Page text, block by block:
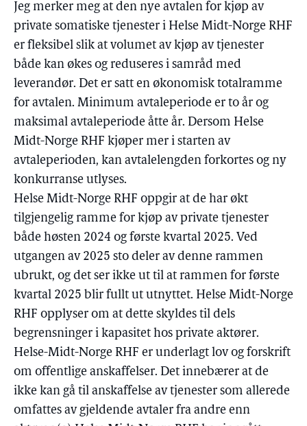
Jeg merker meg at den nye avtalen for kjøp av
private somatiske tjenester i Helse Midt-Norge RHF
er fleksibel slik at volumet av kjøp av tjenester
både kan økes og reduseres i samråd med
leverandør. Det er satt en økonomisk totalramme
for avtalen. Minimum avtaleperiode er to år og
maksimal avtaleperiode åtte år. Dersom Helse
Midt-Norge RHF kjøper mer i starten av
avtaleperioden, kan avtalelengden forkortes og ny
konkurranse utlyses.
Helse Midt-Norge RHF oppgir at de har økt
tilgjengelig ramme for kjøp av private tjenester
både høsten 2024 og første kvartal 2025. Ved
utgangen av 2025 sto deler av denne rammen
ubrukt, og det ser ikke ut til at rammen for første
kvartal 2025 blir fullt ut utnyttet. Helse Midt-Norge
RHF opplyser om at dette skyldes til dels
begrensninger i kapasitet hos private aktører.
Helse-Midt-Norge RHF er underlagt lov og forskrift
om offentlige anskaffelser. Det innebærer at de
ikke kan gå til anskaffelse av tjenester som allerede
omfattes av gjeldende avtaler fra andre enn